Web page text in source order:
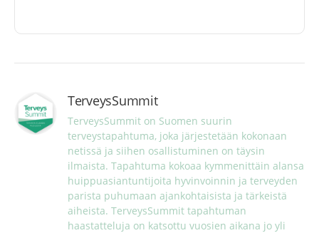
TerveysSummit
TerveysSummit on Suomen suurin
terveystapahtuma, joka järjestetään kokonaan
netissä ja siihen osallistuminen on täysin
ilmaista. Tapahtuma kokoaa kymmenittäin alansa
huippuasiantuntijoita hyvinvoinnin ja terveyden
parista puhumaan ajankohtaisista ja tärkeistä
aiheista. TerveysSummit tapahtuman
haastatteluja on katsottu vuosien aikana jo yli